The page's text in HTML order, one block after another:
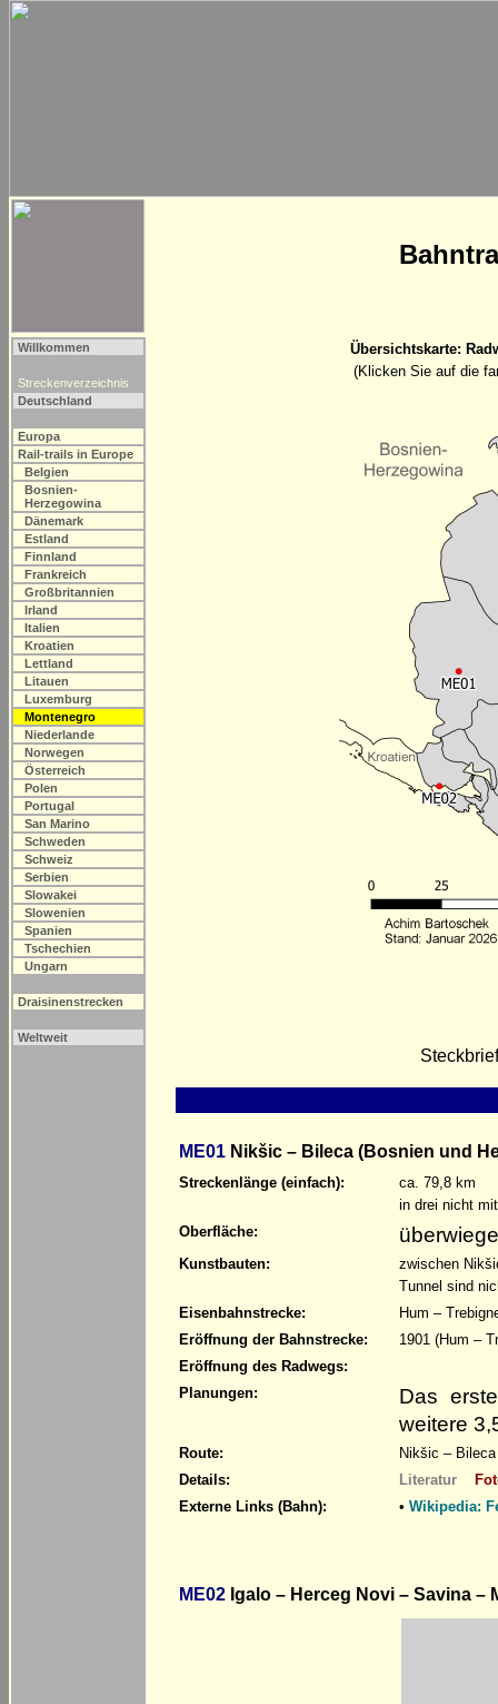
Willkommen
Streckenverzeichnis
Deutschland
Europa
Rail-trails in Europe
Belgien
Bosnien-
Herzegowina
Dänemark
Estland
Finnland
Frankreich
Großbritannien
Irland
Italien
Kroatien
Lettland
Litauen
Luxemburg
Montenegro
Niederlande
Norwegen
Österreich
Polen
Portugal
San Marino
Schweden
Schweiz
Serbien
Slowakei
Slowenien
Spanien
Tschechien
Ungarn
Draisinenstrecken
Weltweit
Übersichtskarte:
(Klicken Sie auf die
ME01 Nikšic – Bileca (Bosnien und
Streckenlänge (einfach):
ca. 79,8 km
in drei nicht
Oberfläche:
Kunstbauten:
zwischen
Tunnel sind
Eisenbahnstrecke:
Hum –
Eröffnung der Bahnstrecke:
1901 (Hum –
Eröffnung des Radwegs:
Planungen:
Das
weitere
Route:
Nikšic –
Details:
Literatur
Externe Links (Bahn):
• Wikipedia:
ME02 Igalo – Herceg Novi – Savina –